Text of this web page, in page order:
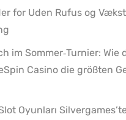
for Uden Rufus og
im Sommer‑Turnier: Wie
Casino die größten
Oyunları